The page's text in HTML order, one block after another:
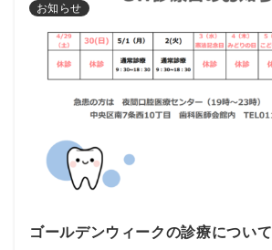
お知らせ
ゴールデンウィークの診療について